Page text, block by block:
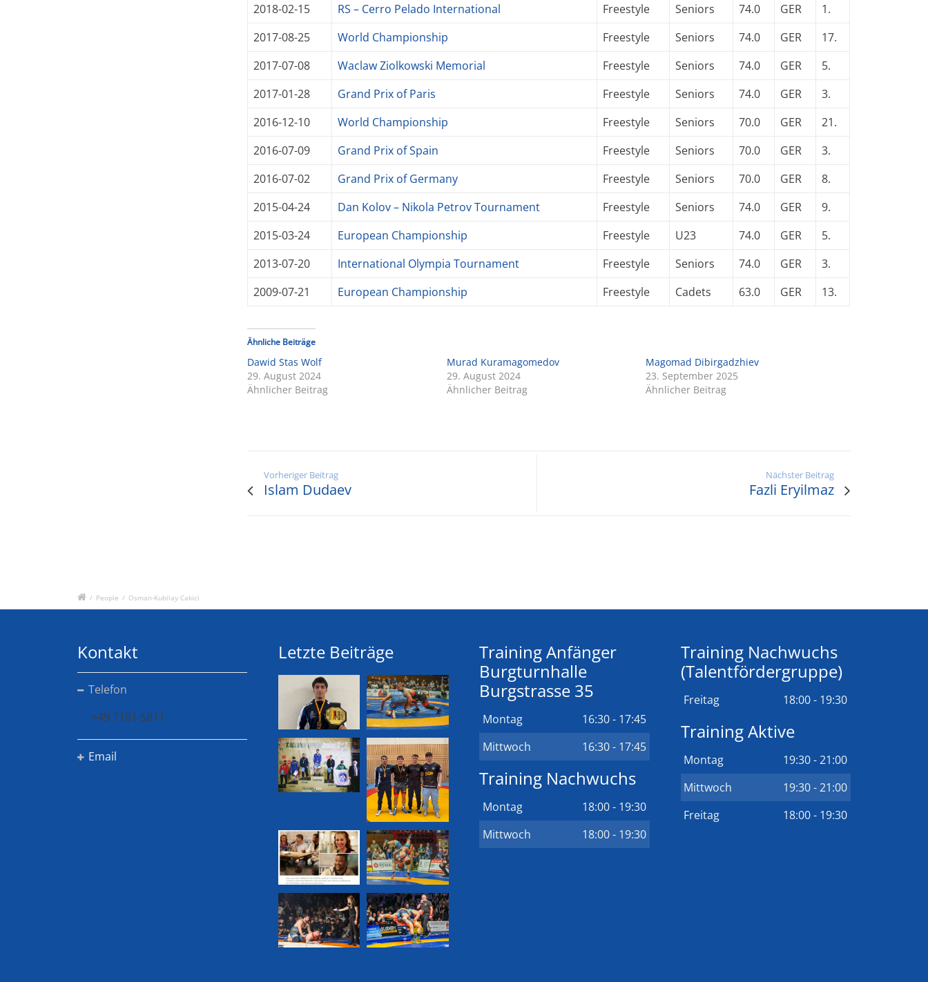
2018-02-15
RS – Cerro Pelado International Freestyle Seniors 74.0 GER
1.
2017-08-25
World Championship Freestyle Seniors 74.0 GER
17.
2017-07-08
Waclaw Ziolkowski Memorial Freestyle Seniors 74.0 GER
5.
2017-01-28
Grand Prix of Paris Freestyle Seniors 74.0 GER
3.
2016-12-10
World Championship Freestyle Seniors 70.0 GER
21.
2016-07-09
Grand Prix of Spain Freestyle Seniors 70.0 GER
3.
2016-07-02
Grand Prix of Germany Freestyle Seniors 70.0 GER
8.
2015-04-24
Dan Kolov – Nikola Petrov Tournament Freestyle Seniors 74.0 GER
9.
2015-03-24
European Championship Freestyle U23 74.0 GER
5.
2013-07-20
International Olympia Tournament Freestyle Seniors 74.0 GER
3.
2009-07-21
European Championship Freestyle Cadets 63.0 GER 13.
Ähnliche Beiträge
Dawid Stas Wolf
29. August 2024
Ähnlicher Beitrag
Murad Kuramagomedov
29. August 2024
Ähnlicher Beitrag
Magomad Dibirgadzhiev
23. September 2025
Ähnlicher Beitrag
Vorheriger Beitrag
Islam Dudaev
Nächster Beitrag
Fazli Eryilmaz
/ People / Osman-Kubilay Cakici
Kontakt
Telefon
+49 7181 5811
Email
Letzte Beiträge
Training Anfänger
Burgturnhalle
Burgstrasse 35
Montag
16:30 - 17:45
Mittwoch
16:30 - 17:45
Training Nachwuchs
Montag
18:00 - 19:30
Mittwoch
18:00 - 19:30
Training Nachwuchs
(Talentfördergruppe)
Freitag 18:00 - 19:30
Training Aktive
Montag
19:30 - 21:00
Mittwoch
19:30 - 21:00
Freitag
18:00 - 19:30